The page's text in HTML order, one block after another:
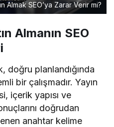
Almak SEO’ya Zarar Verir mi?
Almanın SEO
doğru planlandığında
bir çalışmadır. Yayın
içerik yapısı ve
doğrudan
anahtar kelime